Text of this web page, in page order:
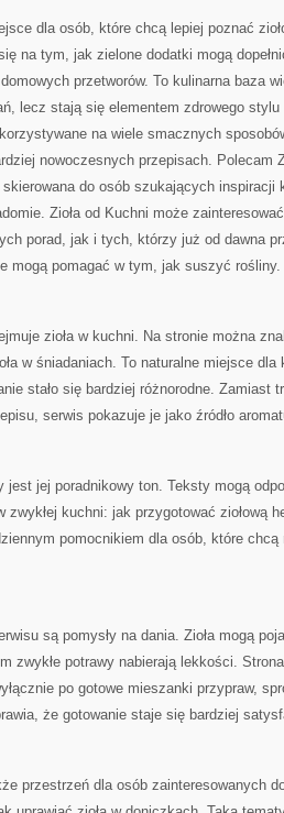
dla osób, które chcą lepiej poznać
na tym, jak zielone dodatki mogą
przetworów. To kulinarna baza
lecz stają się elementem zdrowego
na wiele smacznych
nowoczesnych przepisach. Polecam
do osób szukających inspiracji
Zioła od Kuchni może
porad, jak i tych, którzy już od dawna
mogą pomagać w tym, jak suszyć rośliny.
zioła w kuchni. Na stronie można
w śniadaniach. To naturalne miejsce
stało się bardziej różnorodne. Zamiast
serwis pokazuje je jako źródło
jest jej poradnikowy ton. Teksty mogą
zwykłej kuchni: jak przygotować ziołową
pomocnikiem dla osób, które
są pomysły na dania. Zioła mogą
zwykłe potrawy nabierają lekkości.
po gotowe mieszanki przypraw,
że gotowanie staje się bardziej
przestrzeń dla osób zainteresowanych